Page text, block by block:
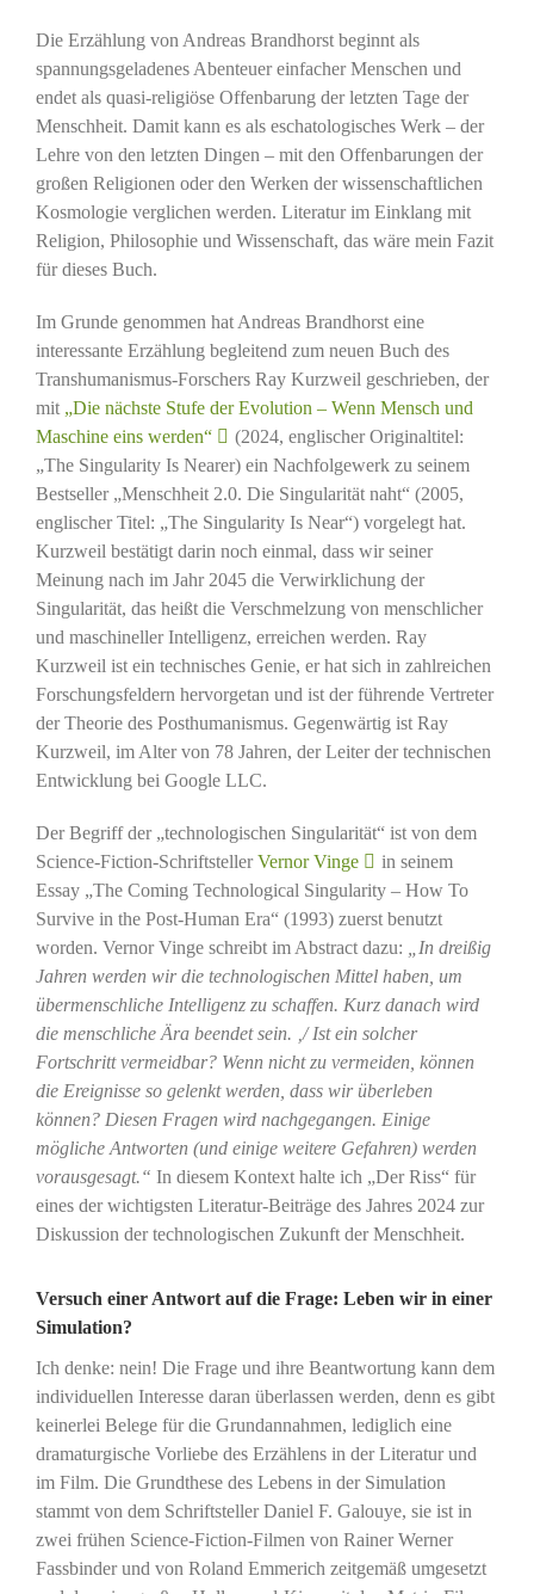
Die Erzählung von Andreas Brandhorst beginnt als
spannungsgeladenes Abenteuer einfacher Menschen und
endet als quasi-religiöse Offenbarung der letzten Tage der
Menschheit. Damit kann es als eschatologisches Werk – der
Lehre von den letzten Dingen – mit den Offenbarungen der
großen Religionen oder den Werken der wissenschaftlichen
Kosmologie verglichen werden. Literatur im Einklang mit
Religion, Philosophie und Wissenschaft, das wäre mein Fazit
für dieses Buch.
Im Grunde genommen hat Andreas Brandhorst eine
interessante Erzählung begleitend zum neuen Buch des
Transhumanismus-Forschers Ray Kurzweil geschrieben, der
mit „Die nächste Stufe der Evolution – Wenn Mensch und
Maschine eins werden“
(2024, englischer Originaltitel:
„The Singularity Is Nearer) ein Nachfolgewerk zu seinem
Bestseller „Menschheit 2.0. Die Singularität naht“ (2005,
englischer Titel: „The Singularity Is Near“) vorgelegt hat.
Kurzweil bestätigt darin noch einmal, dass wir seiner
Meinung nach im Jahr 2045 die Verwirklichung der
Singularität, das heißt die Verschmelzung von menschlicher
und maschineller Intelligenz, erreichen werden. Ray
Kurzweil ist ein technisches Genie, er hat sich in zahlreichen
Forschungsfeldern hervorgetan und ist der führende Vertreter
der Theorie des Posthumanismus. Gegenwärtig ist Ray
Kurzweil, im Alter von 78 Jahren, der Leiter der technischen
Entwicklung bei Google LLC.
Der Begriff der „technologischen Singularität“ ist von dem
Science-Fiction-SchriftstellerVernor Vinge
in seinem
Essay „The Coming Technological Singularity – How To
Survive in the Post-Human Era“ (1993) zuerst benutzt
worden. Vernor Vinge schreibt im Abstract dazu:
„In dreißig
Jahren werden wir die technologischen Mittel haben, um
übermenschliche Intelligenz zu schaffen. Kurz danach wird
die menschliche Ära beendet sein. ‚/ Ist ein solcher
Fortschritt vermeidbar? Wenn nicht zu vermeiden, können
die Ereignisse so gelenkt werden, dass wir überleben
können? Diesen Fragen wird nachgegangen. Einige
mögliche Antworten (und einige weitere Gefahren) werden
vorausgesagt.“ In diesem Kontext halte ich „Der Riss“ für
eines der wichtigsten Literatur-Beiträge des Jahres 2024 zur
Diskussion der technologischen Zukunft der Menschheit.
Versuch einer Antwort auf die Frage: Leben wir in einer
Simulation?
Ich denke: nein! Die Frage und ihre Beantwortung kann dem
individuellen Interesse daran überlassen werden, denn es gibt
keinerlei Belege für die Grundannahmen, lediglich eine
dramaturgische Vorliebe des Erzählens in der Literatur und
im Film. Die Grundthese des Lebens in der Simulation
stammt von dem Schriftsteller Daniel F. Galouye, sie ist in
zwei frühen Science-Fiction-Filmen von Rainer Werner
Fassbinder und von Roland Emmerich zeitgemäß umgesetzt